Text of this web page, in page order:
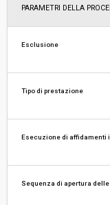
PARAMETRI DELLA
Esclusione
Tipo di prestazione
Esecuzione di affidamenti
Sequenza di apertura